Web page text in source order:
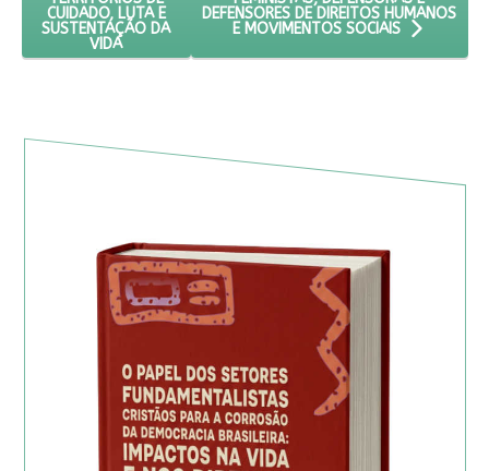
CUIDADO, LUTA E
SUSTENTAÇÃO DA
VIDA
DEFENSORES DE DIREITOS HUMANOS
E MOVIMENTOS SOCIAIS